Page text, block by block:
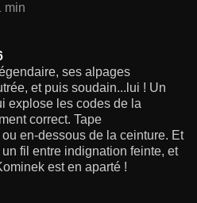
min
ses alpages
et puis soudain...lui ! Un
explose les codes de la
correct. Tape
en-dessous de la ceinture. Et
fil entre indignation feinte, et
est en aparté !